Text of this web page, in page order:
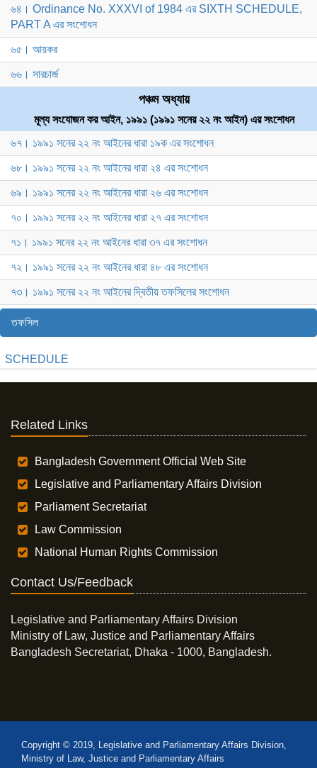
৬৪। Ordinance No. XXXVI of 1984 এর SIXTH SCHEDULE,
PART A এর সংশোধন
৬৫। আয়কর
৬৬। সারচার্জ
পঞ্চম অধ্যায়
মূল্য সংযোজন কর আইন, ১৯৯১ (১৯৯১ সনের ২২ নং আইন) এর সংশোধন
৬৭। ১৯৯১ সনের ২২ নং আইনের ধারা ১৯ক এর সংশোধন
৬৮। ১৯৯১ সনের ২২ নং আইনের ধারা ২৪ এর সংশোধন
৬৯। ১৯৯১ সনের ২২ নং আইনের ধারা ২৬ এর সংশোধন
৭০। ১৯৯১ সনের ২২ নং আইনের ধারা ২৭ এর সংশোধন
৭১। ১৯৯১ সনের ২২ নং আইনের ধারা ৩৭ এর সংশোধন
৭২। ১৯৯১ সনের ২২ নং আইনের ধারা ৪৮ এর সংশোধন
৭৩। ১৯৯১ সনের ২২ নং আইনের দ্বিতীয় তফসিলের সংশোধন
তফসিল
SCHEDULE
Related Links
Bangladesh Government Official Web Site
Legislative and Parliamentary Affairs Division
Parliament Secretariat
Law Commission
National Human Rights Commission
Contact Us/Feedback
Legislative and Parliamentary Affairs Division
Ministry of Law, Justice and Parliamentary Affairs
Bangladesh Secretariat, Dhaka - 1000, Bangladesh.
Copyright © 2019, Legislative and Parliamentary Affairs Division,
Ministry of Law, Justice and Parliamentary Affairs